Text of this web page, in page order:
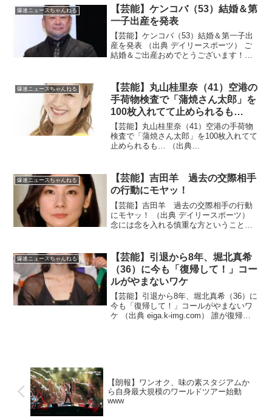
メイク後”のビフォーアフター表...
爆速ニュースちゃんねる
【芸能】ケンコバ（53）結婚＆第
一子出産を発表
【芸能】ケンコバ（53）結婚＆第一子出
産を発表 （出典 デイリースポーツ） ご
結婚＆ご出産おめでとうございます！？
ｗｗｗｗｗｗｗｗｗｗｗｗｗ）1 名無し
48さん ：...
爆速ニュースちゃんねる
【芸能】丸山桂里奈（41）空港の
手荷物検査で「蒲焼さん太郎」を
100枚入れてて止められるも…
【芸能】丸山桂里奈（41）空港の手荷物
検査で「蒲焼さん太郎」を100枚入れてて
止められるも… （出典
港の手荷物検査で「蒲焼さん太郎」を100
枚入...
爆速ニュースちゃんねる
【芸能】吉田羊 過去の交際相手
の行動にモヤッ！
【芸能】吉田羊 過去の交際相手の行動
にモヤッ！ （出典 デイリースポーツ）
念には念を入れる慎重な方ということ
トで「その方が寝る時にパジャマのシャ
ツをパンツインして…...
爆速ニュースちゃんねる
【芸能】引退から8年、堀北真希
（36）に今も「復帰して！」コー
ルがやまないワケ
【芸能】引退から8年、堀北真希（36）に
今も「復帰して！」コールがやまないワ
ケ （出典 eiga.k-img.com） 誰が復帰を
【朗報】ワンオク、味の素スタジアムか
ら自身最大規模のワールドツアー始動
www